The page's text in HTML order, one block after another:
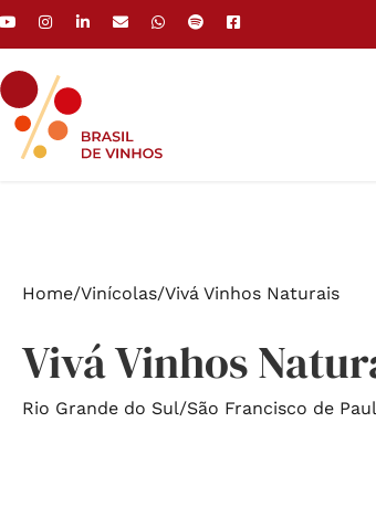
Home/Vinícolas/Vivá Vinhos Naturais
Vivá Vinhos
Rio Grande do Sul/São Francisco de